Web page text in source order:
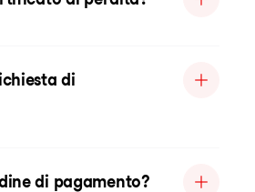
di
di pagamento?